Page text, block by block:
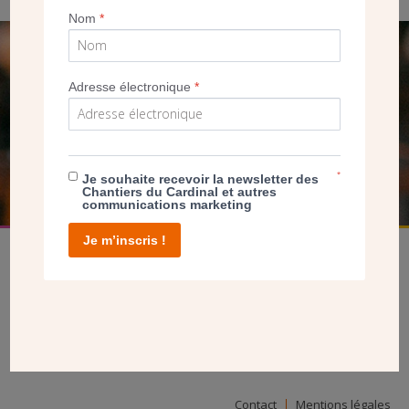
SEUL VOTRE DON
NOUS PERMET D’AGIR
FAIRE UN DON
Contact Mentions légales
Nom*
Adresse électronique*
Je souhaite recevoir la newsletter des
Chantiers du Cardinal et autres
communications marketing
*
Je m’inscris !